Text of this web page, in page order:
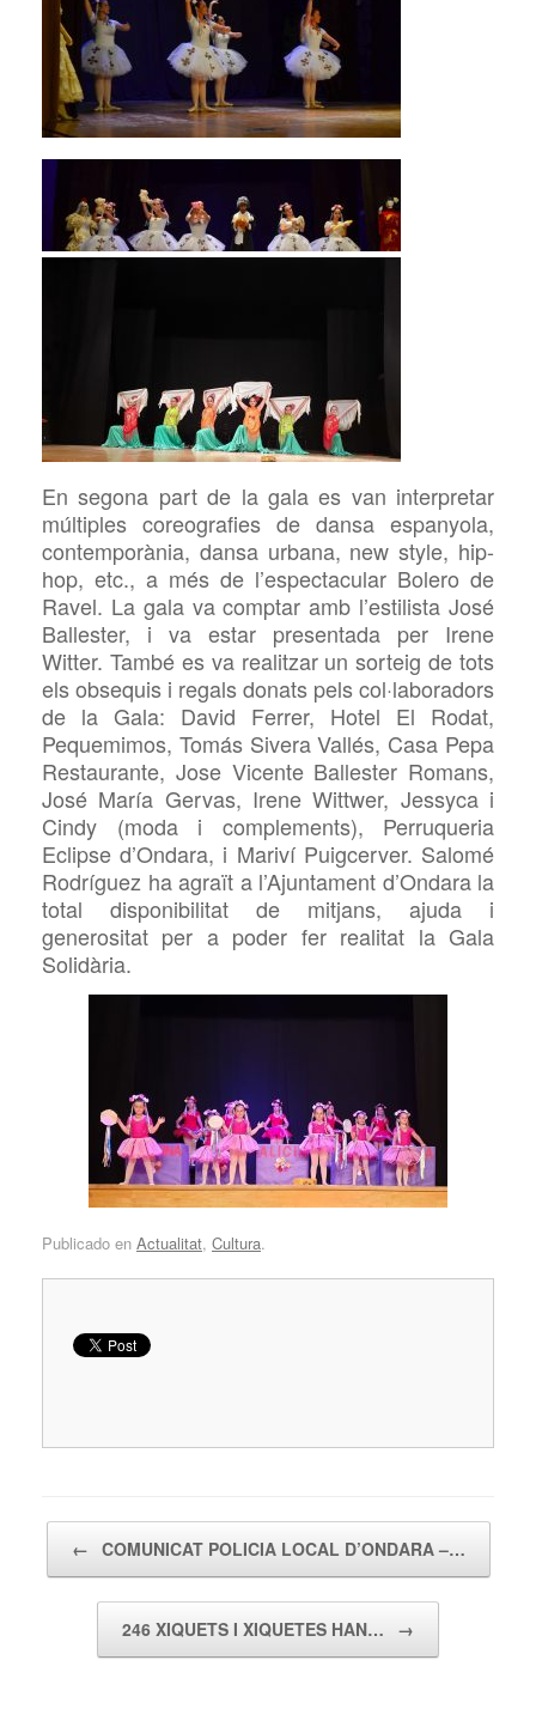
En segona part de la gala es van interpretar
múltiples coreografies de dansa espanyola,
contemporània, dansa urbana, new style, hip-
hop, etc., a més de l’espectacular Bolero de
Ravel. La gala va comptar amb l’estilista José
Ballester, i va estar presentada per Irene
Witter. També es va realitzar un sorteig de tots
els obsequis i regals donats pels col·laboradors
de la Gala: David Ferrer, Hotel El Rodat,
Pequemimos, Tomás Sivera Vallés, Casa Pepa
Restaurante, Jose Vicente Ballester Romans,
José María Gervas, Irene Wittwer, Jessyca i
Cindy (moda i complements), Perruqueria
Eclipse d’Ondara, i Mariví Puigcerver. Salomé
Rodríguez ha agraït a l’Ajuntament d’Ondara la
total disponibilitat de mitjans, ajuda i
generositat per a poder fer realitat la Gala
Solidària.
Publicado en Actualitat, Cultura.
← COMUNICAT POLICIA LOCAL D’ONDARA –…
246 XIQUETS I XIQUETES HAN… →